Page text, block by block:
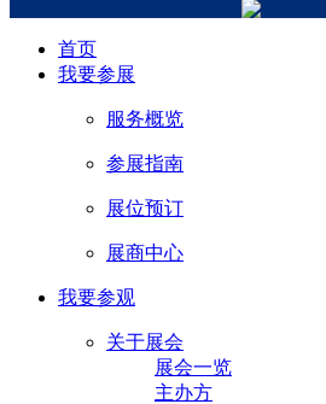
首页
我要参展
服务概览
参展指南
展位预订
展商中心
我要参观
关于展会
展会一览
主办方